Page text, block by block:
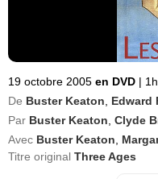
19 octobre 2005 en DVD |
De Buster Keaton Edward
Par Buster Keaton Clyde
Avec Buster Keaton
Titre original Three Ages